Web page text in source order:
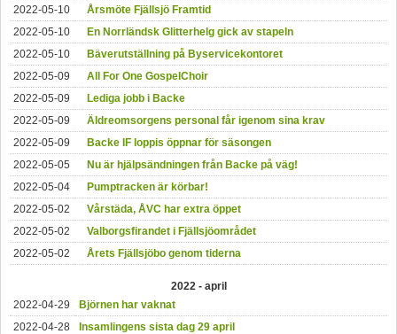
2022-05-10
Årsmöte Fjällsjö Framtid
2022-05-10
En Norrländsk Glitterhelg gick av stapeln
2022-05-10
Bäverutställning på Byservicekontoret
2022-05-09
All For One GospelChoir
2022-05-09
Lediga jobb i Backe
2022-05-09
Äldreomsorgens personal får igenom sina krav
2022-05-09
Backe IF loppis öppnar för säsongen
2022-05-05
Nu är hjälpsändningen från Backe på väg!
2022-05-04
Pumptracken är körbar!
2022-05-02
Vårstäda, ÅVC har extra öppet
2022-05-02
Valborgsfirandet i Fjällsjöområdet
2022-05-02
Årets Fjällsjöbo genom tiderna
2022 - april
2022-04-29
Björnen har vaknat
2022-04-28
Insamlingens sista dag 29 april